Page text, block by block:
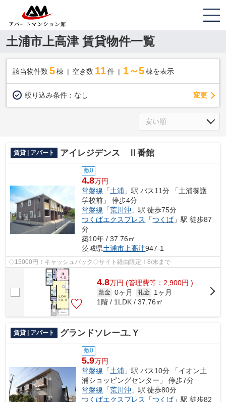
土浦市上高津 賃貸物件一覧
該当物件数 5棟 空き数 11 件 1～5 棟を表示
絞り込み条件： なし 変更
賃貸 | アパート アイレジデンス Ⅱ番館
敷0
4.8万円
常磐線 「土浦 」駅 バス11分 「土浦養護
学校前」 停歩4分
常磐線 「荒川沖 」駅 徒歩75分
つくばエクスプレス
「つくば」駅 徒歩87
分
築10年 / 37.76㎡
茨城県土浦市 上高津947-1
◇15000円！キャッシュバック◇サイト経由限定！8/末まで
4.8万円 (管理費等：2,900円 )
敷金 0ヶ月 礼金
1ヶ月
1階 / 1LDK / 37.76㎡
賃貸 | アパート グランドソレーユ.Ｙ
敷0
5.9万円
常磐線 「土浦 」駅 バス10分 「イオン土
浦ショッピングセンター」 停歩7分
常磐線 「荒川沖 」駅 徒歩80分
つくばエクスプレス
「つくば」駅 徒歩82